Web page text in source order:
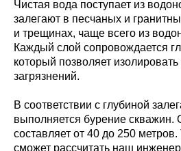
Чистая вода поступает из
залегают в песчаных и
и трещинах, чаще всего из
Каждый слой сопровождается
который позволяет
загрязнений.
В соответствии с глубиной
выполняется бурение скважин.
составляет от 40 до 250
сможет рассчитать наш